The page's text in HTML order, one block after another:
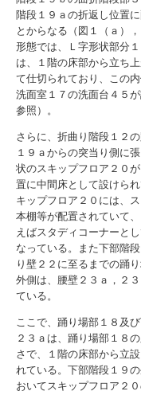
階段１９ａの折返し位置
とからなる（図１（ａ）
形態では、Ｌ字形状部分
は、１階の床部から立ち
て仕切られており、この
洗面室１７の洗面台４５
参照）。
さらに、折曲り階段１２
１９ａからの突当り側に
状のスキップフロア２０
置に中間床として設けら
キップフロア２０には、
本棚等が配置されていて
えばスタディコーナーと
なっている。また下部階
り壁２２に至るまでの踊
外側は、腰壁２３ａ，２
ている。
ここで、踊り場部１８及
２３ａは、踊り場部１８
さで、１階の床部から立
れている。下部階段１９
おいてスキップフロア２